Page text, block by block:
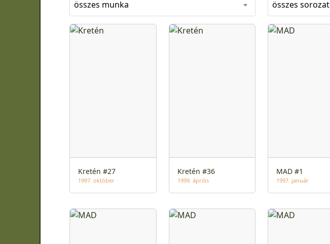
összes munka összes sorozat
Kretén #27
1997. október
Kretén #36
1999. április
MAD #1
1997. január